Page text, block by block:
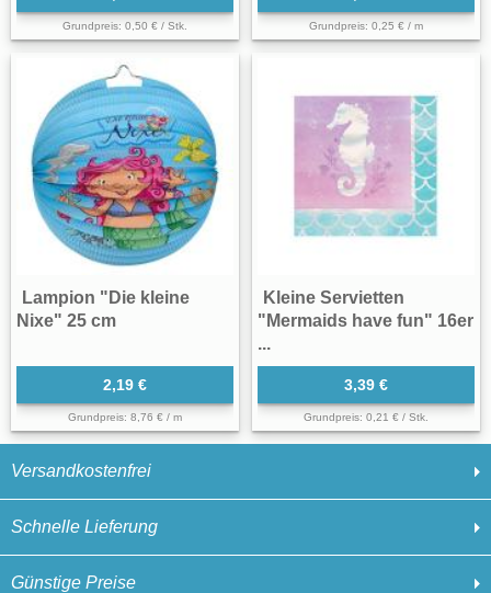
Versandkostenfrei
Schnelle Lieferung
Günstige Preise
Grundpreis: 0,50 € / Stk. Grundpreis: 0,25 € / m
Lampion "Die kleine
Nixe" 25 cm
2,19 €
Grundpreis: 8,76 € / m
Kleine Servietten
"Mermaids have fun" 16er
...
3,39 €
Grundpreis: 0,21 € / Stk.